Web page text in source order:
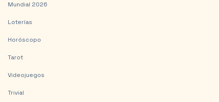
Mundial 2026
Loterías
Horóscopo
Tarot
Videojuegos
Trivial